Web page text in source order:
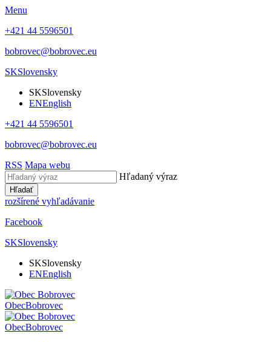
Menu
+421 44 5596501
bobrovec@bobrovec.eu
SKSlovensky
SKSlovensky
ENEnglish
+421 44 5596501
bobrovec@bobrovec.eu
RSS Mapa webu
Hľadaný výraz
Hľadať
rozšírené vyhľadávanie
Facebook
SKSlovensky
SKSlovensky
ENEnglish
ObecBobrovec
ObecBobrovec